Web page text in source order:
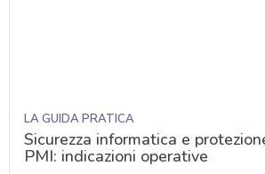
LA GUIDA PRATICA
Sicurezza informatica e
PMI: indicazioni operative